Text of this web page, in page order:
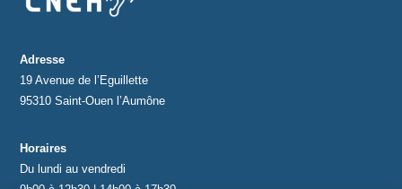
Adresse
19 Avenue de l’Eguillette
95310 Saint-Ouen l’Aumône
Horaires
Du lundi au vendredi